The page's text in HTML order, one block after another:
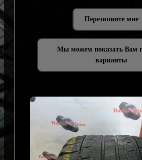
Мы можем показать Вам
варианты